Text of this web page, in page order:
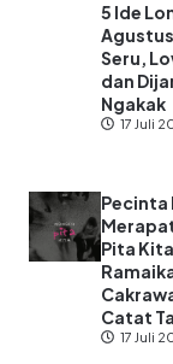
5 Ide
Seru,
dan
Ngakak
17 Juli
Pecinta
Pita
Catat
17 Juli